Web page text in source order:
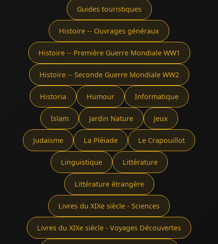
Guides touristiques
Histoire -- Ouvrages généraux
Histoire -- Première Guerre Mondiale WW1
Histoire -- Seconde Guerre Mondiale WW2
Historia Humour Informatique
Islam Jardin Nature Jeux
Judaïsme La Pléïade Le Crapouillot
Linguistique Littérature
Littérature étrangère
Livres du XIXe siècle - Sciences
Livres du XIXe siècle - Voyages Découvertes